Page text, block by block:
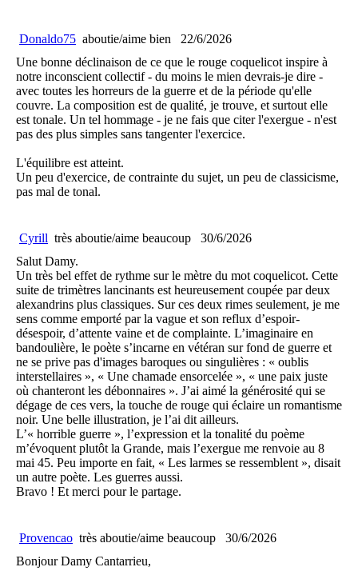
Donaldo75 aboutie/aime bien
22/6/2026
Une bonne déclinaison de ce que le rouge coquelicot inspire à
notre inconscient collectif - du moins le mien devrais-je dire -
avec toutes les horreurs de la guerre et de la période qu'elle
couvre. La composition est de qualité, je trouve, et surtout elle
est tonale. Un tel hommage - je ne fais que citer l'exergue - n'est
pas des plus simples sans tangenter l'exercice.
L'équilibre est atteint.
Un peu d'exercice, de contrainte du sujet, un peu de classicisme,
pas mal de tonal.
Cyrill très aboutie/aime beaucoup
30/6/2026
Salut Damy.
Un très bel effet de rythme sur le mètre du mot coquelicot. Cette
suite de trimètres lancinants est heureusement coupée par deux
alexandrins plus classiques. Sur ces deux rimes seulement, je me
sens comme emporté par la vague et son reflux d’espoir-
désespoir, d’attente vaine et de complainte. L’imaginaire en
bandoulière, le poète s’incarne en vétéran sur fond de guerre et
ne se prive pas d'images baroques ou singulières : « oublis
interstellaires », « Une chamade ensorcelée », « une paix juste
où chanteront les débonnaires ». J’ai aimé la générosité qui se
dégage de ces vers, la touche de rouge qui éclaire un romantisme
noir. Une belle illustration, je l’ai dit ailleurs.
L’« horrible guerre », l’expression et la tonalité du poème
m’évoquent plutôt la Grande, mais l’exergue me renvoie au 8
mai 45. Peu importe en fait, « Les larmes se ressemblent », disait
un autre poète. Les guerres aussi.
Bravo ! Et merci pour le partage.
Provencao très aboutie/aime beaucoup
30/6/2026
Bonjour Damy Cantarrieu,